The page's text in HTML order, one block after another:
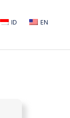
ID EN